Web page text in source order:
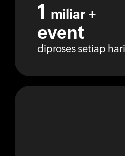
1 miliar +
event
diproses setiap hari